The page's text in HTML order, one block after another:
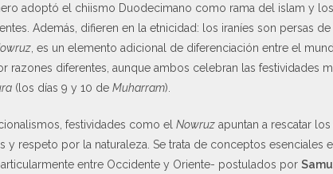
adoptó el chiismo Duodecimano como rama del islam y
Además, difieren en la etnicidad: los iraníes son persas
, es un elemento adicional de diferenciación entre el
razones diferentes, aunque ambos celebran las festividades
(los días 9 y 10 de Muharram).
festividades como el Nowruz apuntan a rescatar
respeto por la naturaleza. Se trata de conceptos esenciales
entre Occidente y Oriente- postulados por